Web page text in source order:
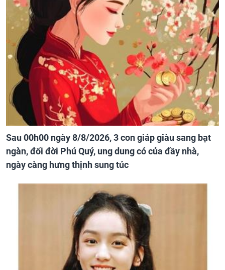
Sau 00h00 ngày 8/8/2026, 3 con giáp giàu sang bạt
ngàn, đổi đời Phú Quý, ung dung có của đầy nhà,
ngày càng hưng thịnh sung túc